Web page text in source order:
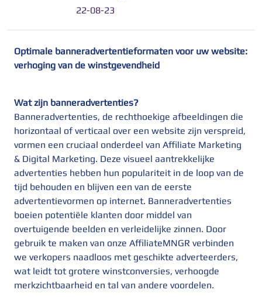
22-08-23
Optimale banneradvertentieformaten voor uw website:
verhoging van de winstgevendheid
Wat zijn banneradvertenties?
Banneradvertenties, de rechthoekige afbeeldingen die
horizontaal of verticaal over een website zijn verspreid,
vormen een cruciaal onderdeel van Affiliate Marketing
& Digital Marketing. Deze visueel aantrekkelijke
advertenties hebben hun populariteit in de loop van de
tijd behouden en blijven een van de eerste
advertentievormen op internet. Banneradvertenties
boeien potentiële klanten door middel van
overtuigende beelden en verleidelijke zinnen. Door
gebruik te maken van onze AffiliateMNGR verbinden
we verkopers naadloos met geschikte adverteerders,
wat leidt tot grotere winstconversies, verhoogde
merkzichtbaarheid en tal van andere voordelen.